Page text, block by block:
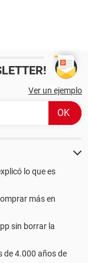
Ver un ejemplo
lo que es
más en
sin borrar la
de 4.000 años de